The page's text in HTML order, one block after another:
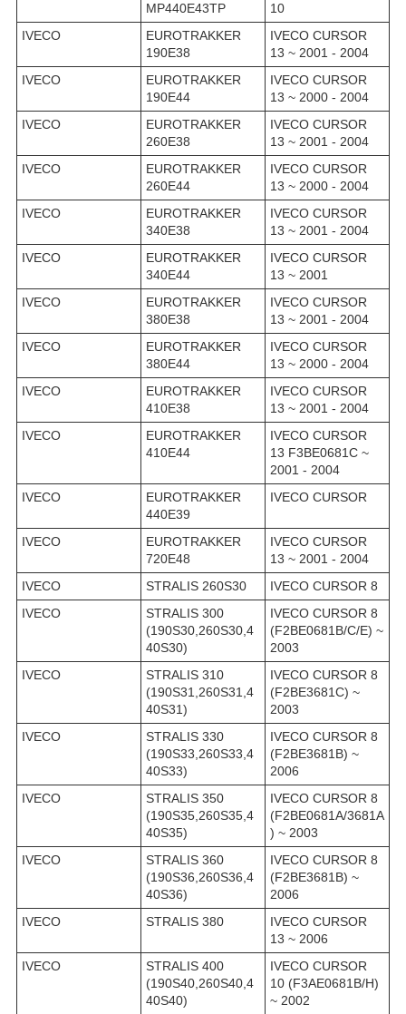
MP440E43TP
10
IVECO
EUROTRAKKER
190E38
IVECO CURSOR
13 ~ 2001 - 2004
IVECO
EUROTRAKKER
190E44
IVECO CURSOR
13 ~ 2000 - 2004
IVECO
EUROTRAKKER
260E38
IVECO CURSOR
13 ~ 2001 - 2004
IVECO
EUROTRAKKER
260E44
IVECO CURSOR
13 ~ 2000 - 2004
IVECO
EUROTRAKKER
340E38
IVECO CURSOR
13 ~ 2001 - 2004
IVECO
EUROTRAKKER
340E44
IVECO CURSOR
13 ~ 2001
IVECO
EUROTRAKKER
380E38
IVECO CURSOR
13 ~ 2001 - 2004
IVECO
EUROTRAKKER
380E44
IVECO CURSOR
13 ~ 2000 - 2004
IVECO
EUROTRAKKER
410E38
IVECO CURSOR
13 ~ 2001 - 2004
IVECO
EUROTRAKKER
410E44
IVECO CURSOR
13 F3BE0681C ~
2001 - 2004
IVECO
EUROTRAKKER
440E39
IVECO CURSOR
IVECO
EUROTRAKKER
720E48
IVECO CURSOR
13 ~ 2001 - 2004
IVECO
STRALIS 260S30
IVECO CURSOR 8
IVECO
STRALIS 300
(190S30,260S30,4
40S30)
IVECO CURSOR 8
(F2BE0681B/C/E) ~
2003
IVECO
STRALIS 310
(190S31,260S31,4
40S31)
IVECO CURSOR 8
(F2BE3681C) ~
2003
IVECO
STRALIS 330
(190S33,260S33,4
40S33)
IVECO CURSOR 8
(F2BE3681B) ~
2006
IVECO
STRALIS 350
(190S35,260S35,4
40S35)
IVECO CURSOR 8
(F2BE0681A/3681A
) ~ 2003
IVECO
STRALIS 360
(190S36,260S36,4
40S36)
IVECO CURSOR 8
(F2BE3681B) ~
2006
IVECO
STRALIS 380
IVECO CURSOR
13 ~ 2006
IVECO
STRALIS 400
(190S40,260S40,4
40S40)
IVECO CURSOR
10 (F3AE0681B/H)
~ 2002